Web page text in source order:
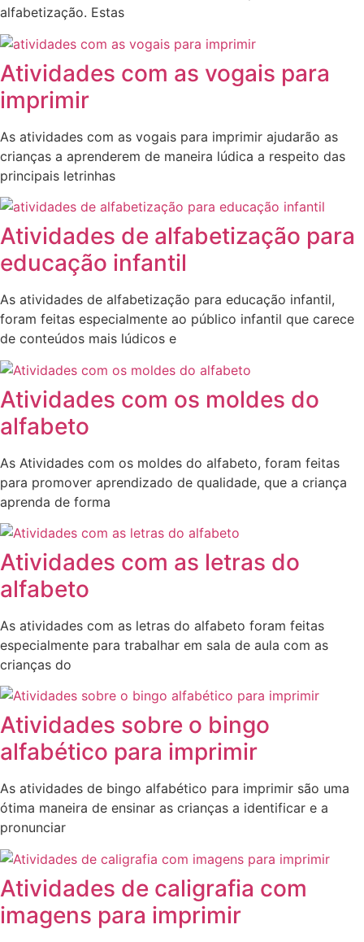
alfabetização. Estas
Atividades com as vogais para
imprimir
As atividades com as vogais para imprimir ajudarão as
crianças a aprenderem de maneira lúdica a respeito das
principais letrinhas
Atividades de alfabetização para
educação infantil
As atividades de alfabetização para educação infantil,
foram feitas especialmente ao público infantil que carece
de conteúdos mais lúdicos e
Atividades com os moldes do
alfabeto
As Atividades com os moldes do alfabeto, foram feitas
para promover aprendizado de qualidade, que a criança
aprenda de forma
Atividades com as letras do
alfabeto
As atividades com as letras do alfabeto foram feitas
especialmente para trabalhar em sala de aula com as
crianças do
Atividades sobre o bingo
alfabético para imprimir
As atividades de bingo alfabético para imprimir são uma
ótima maneira de ensinar as crianças a identificar e a
pronunciar
Atividades de caligrafia com
imagens para imprimir